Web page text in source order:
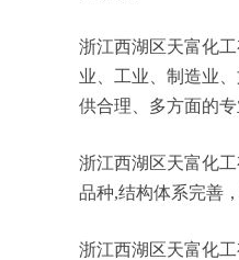
浙江西湖区天富化
业、工业、制造业
供合理、多方面的专
浙江西湖区天富化
品种,结构体系完善
浙江西湖区天富化